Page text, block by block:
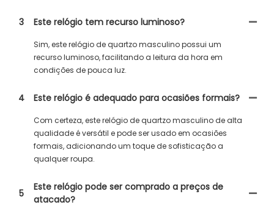
3 Este relógio tem recurso luminoso?
Sim, este relógio de quartzo masculino possui um
recurso luminoso, facilitando a leitura da hora em
condições de pouca luz.
4 Este relógio é adequado para ocasiões formais?
Com certeza, este relógio de quartzo masculino de alta
qualidade é versátil e pode ser usado em ocasiões
formais, adicionando um toque de sofisticação a
qualquer roupa.
5
Este relógio pode ser comprado a preços de
atacado?